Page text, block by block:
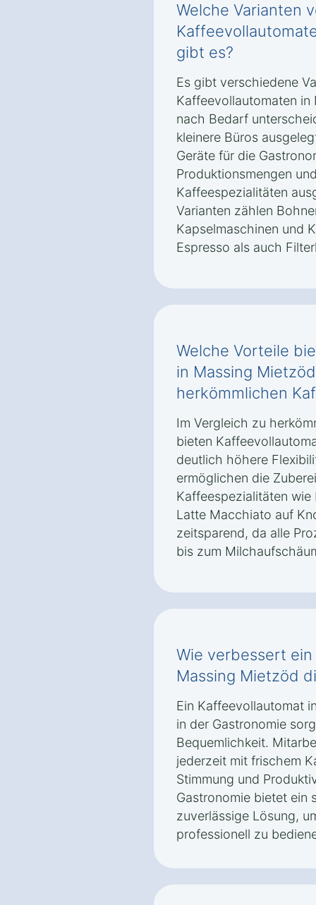
Welche Varianten
gibt es?
Es gibt verschiedene
Kaffeevollautomaten
nach Bedarf
kleinere Büros
Geräte für die
Produktionsmengen
Kaffeespezialitäten
Varianten zählen
Kapselmaschinen und
Espresso als auch
Welche Vorteile
in Massing
herkömmlichen
Im Vergleich zu
bieten
deutlich höhere
ermöglichen die
Kaffeespezialitäten
Latte Macchiato auf
zeitsparend, da alle
bis zum
Wie verbessert
Massing Mietzöd
Ein Kaffeevollautomat
in der Gastronomie
Bequemlichkeit.
jederzeit mit frischem
Stimmung und
Gastronomie bietet ein
zuverlässige Lösung,
professionell zu